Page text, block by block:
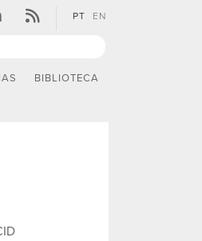
PT EN
BIBLIOTECA